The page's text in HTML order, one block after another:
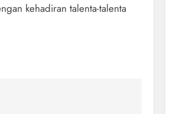
kehadiran talenta-talenta